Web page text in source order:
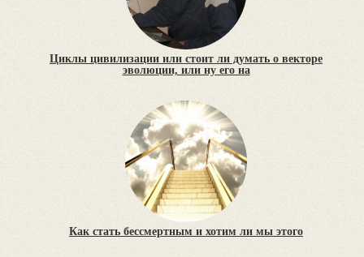
Циклы цивилизации или стоит ли думать о векторе
эволюции, или ну его на
Как стать бессмертным и хотим ли мы этого